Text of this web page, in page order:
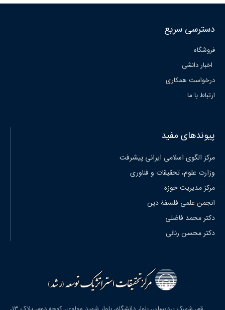
دسترسی سریع
فروشگاه
اخبار دانشی
درخواست همکاری
ارتباط با ما
پیوندهای مفید
مرکز الگوی اسلامی ایرانی پیشرفت
وزارت علوم، تحقیقات و فناوری
مرکز مدیریت حوزه
انجمن علمی فلسفۀ دین
دکتر محمد فاضلی
دکتر محسن رنانی